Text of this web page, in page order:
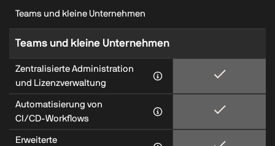
Teams und kleine Unternehmen
Teams und kleine Unternehmen
Zentralisierte Administration
und Lizenzverwaltung
Automatisierung von
CI/CD‑Workflows
Erweiterte